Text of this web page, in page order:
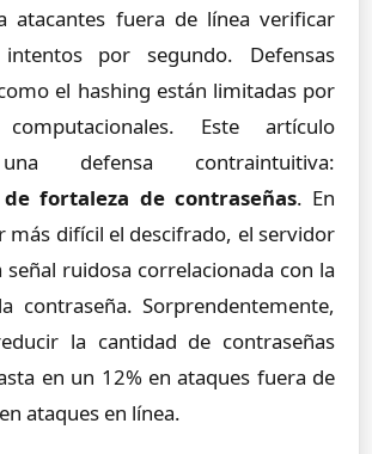
atacantes fuera de línea verificar
por segundo. Defensas
el hashing están limitadas por
Este artículo
defensa contraintuitiva:
de fortaleza de contraseñas. En
más difícil el descifrado, el servidor
señal ruidosa correlacionada con la
contraseña. Sorprendentemente,
la cantidad de contraseñas
en un 12% en ataques fuera de
ataques en línea.